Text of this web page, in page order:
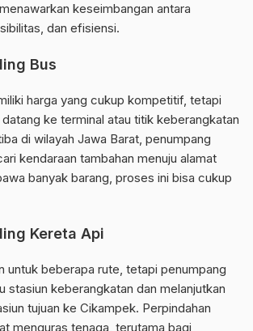
keseimbangan antara
dan efisiensi.
Bus
harga yang cukup kompetitif, tetapi
ke terminal atau titik keberangkatan
di wilayah Jawa Barat, penumpang
kendaraan tambahan menuju alamat
banyak barang, proses ini bisa cukup
Kereta Api
untuk beberapa rute, tetapi penumpang
stasiun keberangkatan dan melanjutkan
tujuan ke Cikampek. Perpindahan
menguras tenaga, terutama bagi